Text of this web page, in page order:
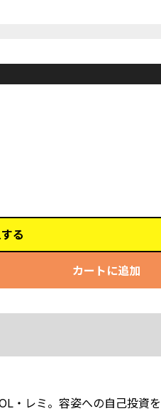
る
カートに追加
・レミ。容姿への自己投資